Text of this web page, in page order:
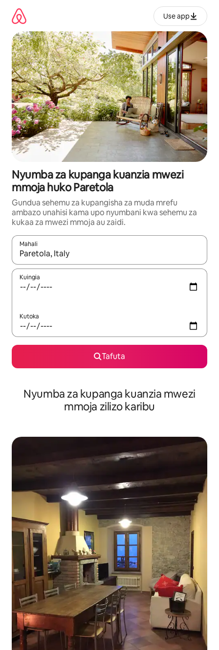
kwenda
kwenye
maudhui
Use app
Nyumba za kupanga kuanzia mwezi
mmoja huko Paretola
Gundua sehemu za kupangisha za muda mrefu
ambazo unahisi kama upo nyumbani kwa sehemu za
kukaa za mwezi mmoja au zaidi.
Mahali
Wakati matokeo yanapatikana, vinjari kwa kutumia vitufe vya
Kuingia
Kutoka
Tafuta
Nyumba za kupanga kuanzia mwezi
mmoja zilizo karibu